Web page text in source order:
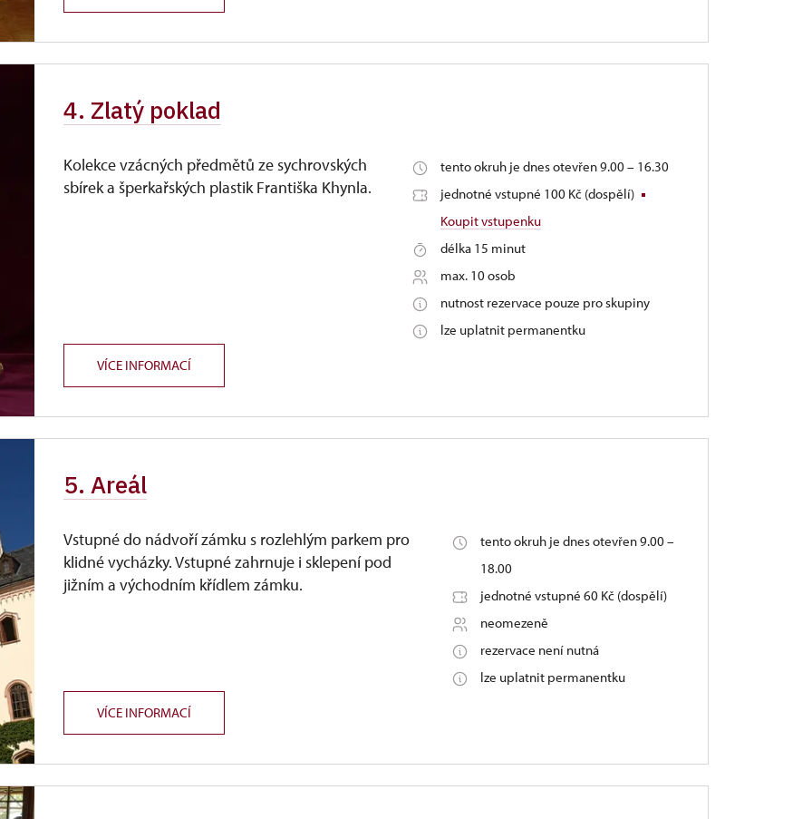
4. Zlatý poklad
Kolekce vzácných předmětů ze sychrovských
sbírek a šperkařských plastik Františka Khynla.
tento okruh je dnes otevřen 9.00 – 16.30
jednotné vstupné 100 Kč (dospělí)
Koupit vstupenku
délka 15 minut
max. 10 osob
nutnost rezervace pouze pro skupiny
lze uplatnit permanentku
VÍCE INFORMACÍ
5. Areál
Vstupné do nádvoří zámku s rozlehlým parkem pro
klidné vycházky. Vstupné zahrnuje i sklepení pod
jižním a východním křídlem zámku.
tento okruh je dnes otevřen 9.00 –
18.00
jednotné vstupné 60 Kč (dospělí)
neomezeně
rezervace není nutná
lze uplatnit permanentku
VÍCE INFORMACÍ